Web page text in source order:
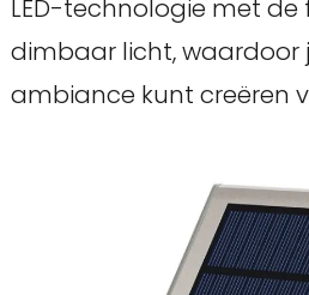
LED-technologie met de
dimbaar licht, waardoor
ambiance kunt creëren